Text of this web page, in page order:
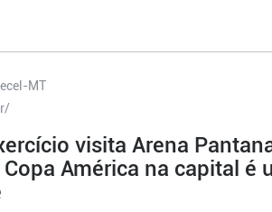
MT
visita Arena
América na capital é